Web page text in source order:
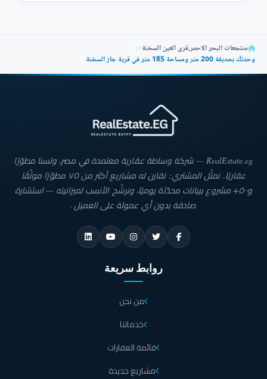
منتجعات البحر الاحمر,قرى العين السخنة—
وحدتك بحديقة 200 متر ومساحة 185 متر في قرية جاز السخنة
RealEstate.eg — شركة وساطة عقارية معتمدة في مصر، ولسنا مطوّرًا
عقاريًا. نمثّل المشتري: نقارن له مشاريع أكثر من ٧٥ مطوّرًا موثّقًا
و٥٠٠+ مشروع ببيانات محدّثة يوميًا، ونرشّح الأنسب لميزانيته — استشارة
صادقة بدون أي عمولة على العميل.
روابط سريعة
من نحن
خدماتنا
قائمة العقارات
مشاريع جديدة